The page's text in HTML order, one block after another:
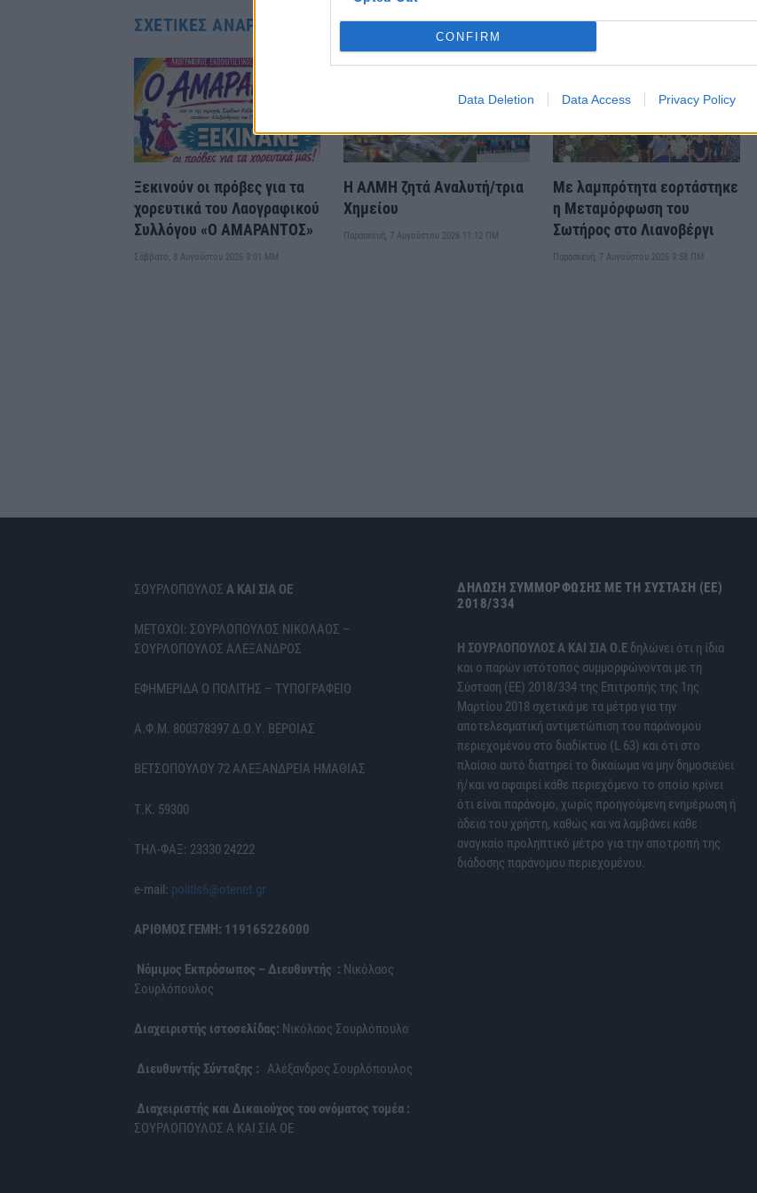
CONFIRM
Data Deletion Data Access Privacy Policy
ΣΧΕΤΙΚΈΣ ΑΝΑΡΤΉΣΕΙΣ
Ξεκινούν οι πρόβες για τα
χορευτικά του Λαογραφικού
Συλλόγου «Ο ΑΜΑΡΑΝΤΟΣ»
Σάββατο, 8 Αυγούστου 2026 9:01 ΜΜ
Η ΑΛΜΗ ζητά Αναλυτή/τρια
Χημείου
Παρασκευή, 7 Αυγούστου 2026 11:12 ΠΜ
Με λαμπρότητα εορτάστηκε
η Μεταμόρφωση του
Σωτήρος στο Λιανοβέργι
Παρασκευή, 7 Αυγούστου 2026 9:58 ΠΜ
ΣΟΥΡΛΟΠΟΥΛΟΣ Α ΚΑΙ ΣΙΑ ΟΕ
ΜΕΤΟΧΟΙ: ΣΟΥΡΛΟΠΟΥΛΟΣ ΝΙΚΟΛΑΟΣ –
ΣΟΥΡΛΟΠΟΥΛΟΣ ΑΛΕΞΑΝΔΡΟΣ
ΕΦΗΜΕΡΙΔΑ Ο ΠΟΛΙΤΗΣ – ΤΥΠΟΓΡΑΦΕΙΟ
Α.Φ.Μ. 800378397 Δ.Ο.Υ. ΒΕΡΟΙΑΣ
ΒΕΤΣΟΠΟΥΛΟΥ 72 ΑΛΕΞΑΝΔΡΕΙΑ ΗΜΑΘΙΑΣ
Τ.Κ. 59300
ΤΗΛ-ΦΑΞ: 23330 24222
e-mail: politis6@otenet.gr
ΑΡΙΘΜΟΣ ΓΕΜΗ: 119165226000
Νόμιμος Εκπρόσωπος – Διευθυντής : Νικόλαος
Σουρλόπουλος
Διαχειριστής ιστοσελίδας: Νικόλαος Σουρλόπουλο
Διευθυντής Σύνταξης : Αλέξανδρος Σουρλόπουλος
Διαχειριστής και Δικαιούχος του ονόματος τομέα :
ΣΟΥΡΛΟΠΟΥΛΟΣ Α ΚΑΙ ΣΙΑ ΟΕ
ΔΉΛΩΣΗ ΣΥΜΜΌΡΦΩΣΗΣ ΜΕ ΤΗ ΣΎΣΤΑΣΗ (ΕΕ)
2018/334
H ΣΟΥΡΛΟΠΟΥΛΟΣ Α ΚΑΙ ΣΙΑ Ο.Ε δηλώνει ότι η ίδια
και ο παρών ιστότοπος συμμορφώνονται με τη
Σύσταση (ΕΕ) 2018/334 της Επιτροπής της 1ης
Μαρτίου 2018 σχετικά με τα μέτρα για την
αποτελεσματική αντιμετώπιση του παράνομου
περιεχομένου στο διαδίκτυο (L 63) και ότι στο
πλαίσιο αυτό διατηρεί το δικαίωμα να μην δημοσιεύει
ή/και να αφαιρεί κάθε περιεχόμενο το οποίο κρίνει
ότι είναι παράνομο, χωρίς προηγούμενη ενημέρωση ή
άδεια του χρήστη, καθώς και να λαμβάνει κάθε
αναγκαίο προληπτικό μέτρο για την αποτροπή της
διάδοσης παράνομου περιεχομένου.